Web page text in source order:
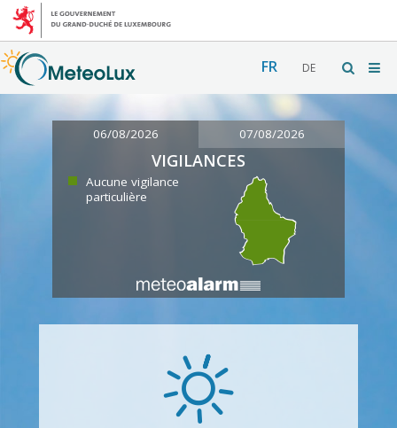
FR DE
06/08/2026 07/08/2026
VIGILANCES
Aucune vigilance
particulière